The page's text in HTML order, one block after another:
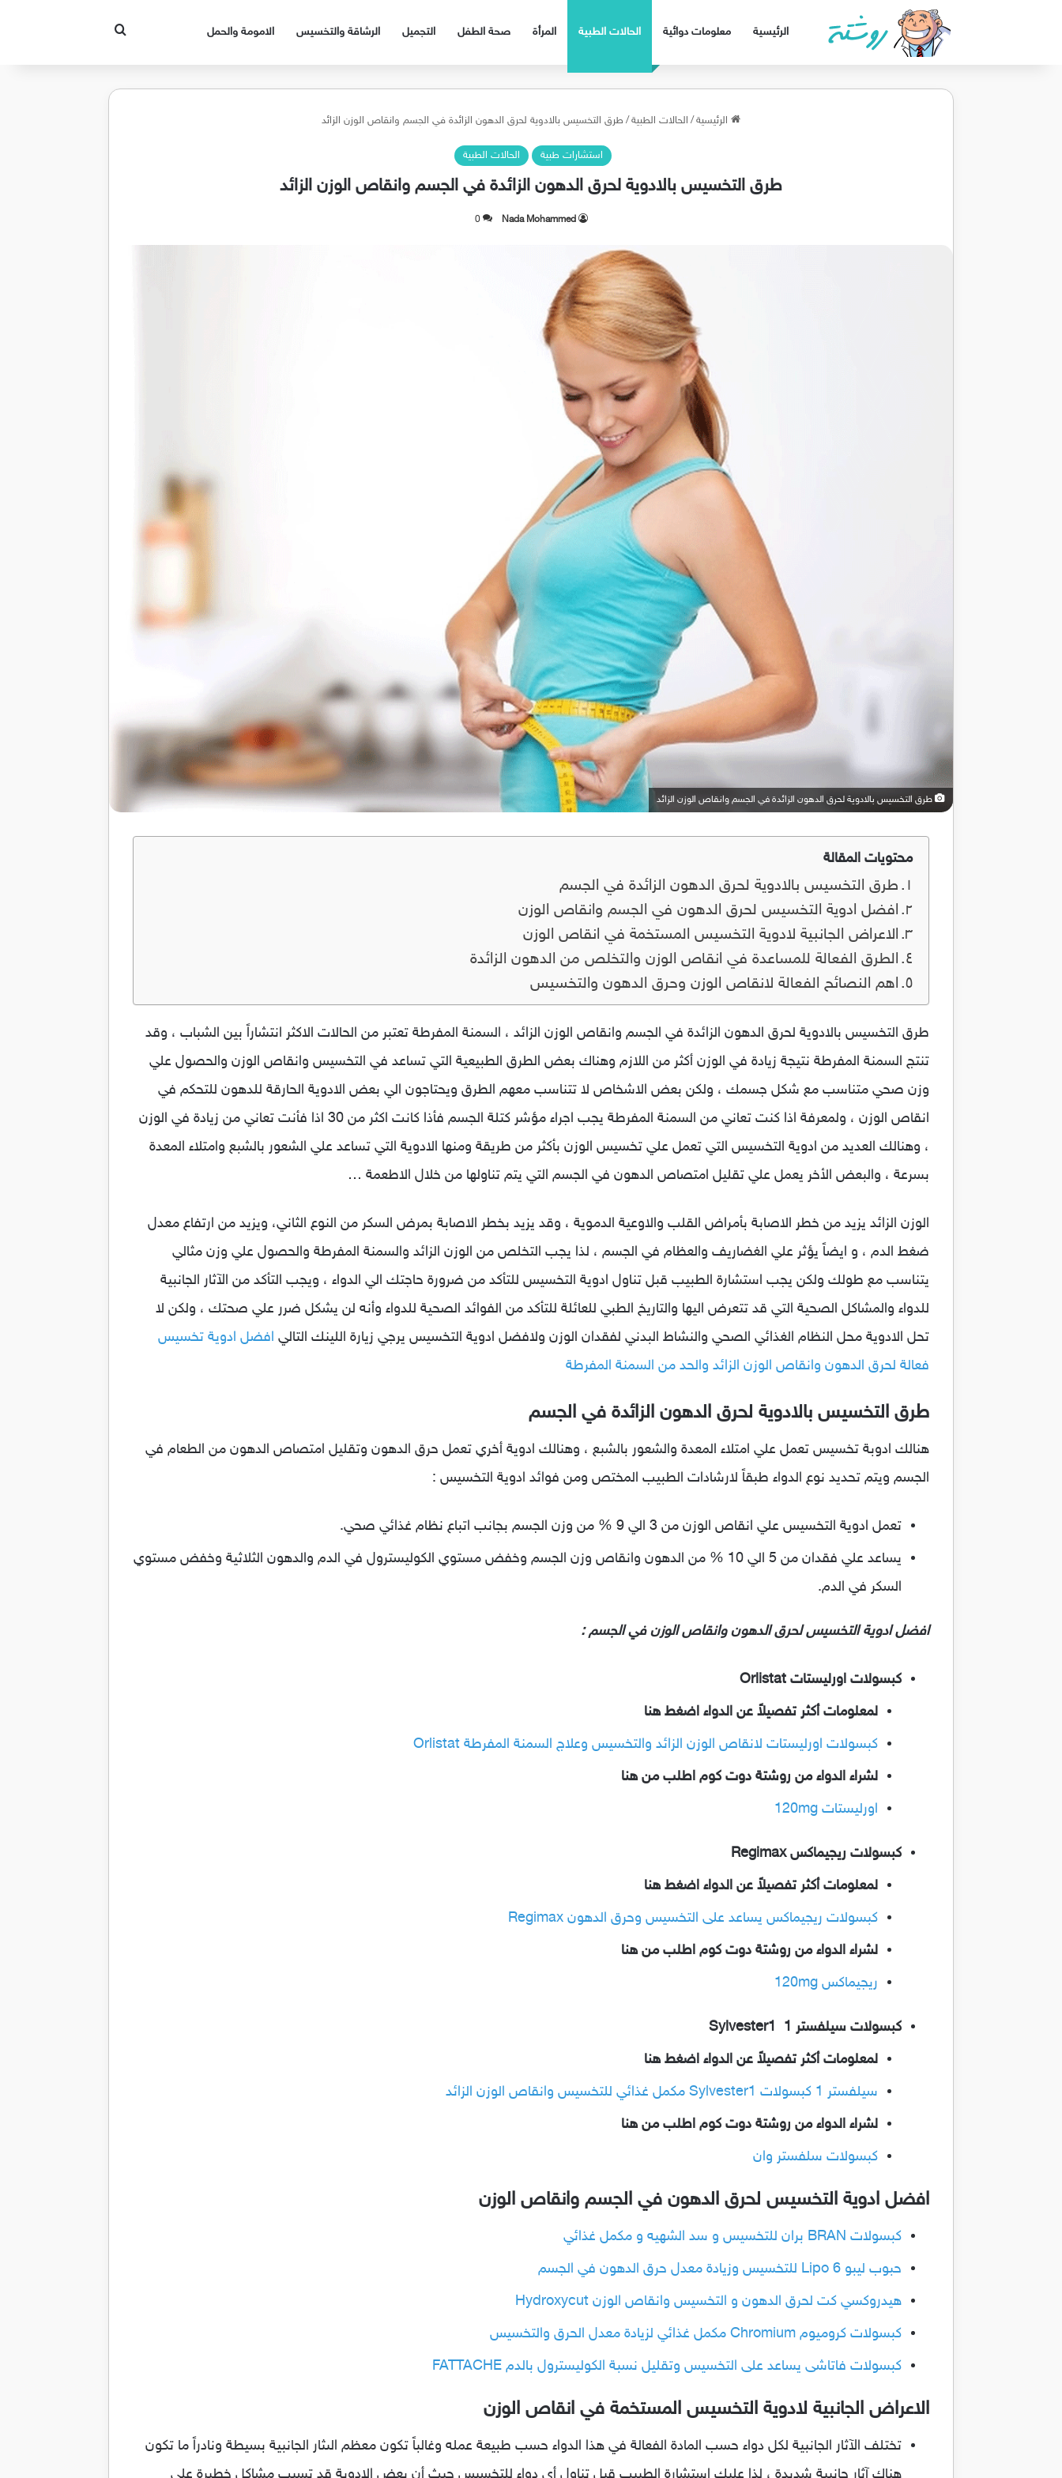
الرئيسية معلومات دوائية الحالات الطبية المرأة صحة الطفل التجميل الرشاقة والتخسيس الامومة والحمل بحث عن
الرئيسية/ الحالات الطبية/ طرق التخسيس بالادوية لحرق الدهون الزائدة في الجسم وانقاص الوزن الزائد
استشارات طبية الحالات الطبية
طرق التخسيس بالادوية لحرق الدهون الزائدة في الجسم وانقاص الوزن الزائد
Nada Mohammed
0
طرق التخسيس بالادوية لحرق الدهون الزائدة في الجسم وانقاص الوزن الزائد
محتويات المقالة
طرق التخسيس بالادوية لحرق الدهون الزائدة في الجسم
افضل ادوية التخسيس لحرق الدهون في الجسم وانقاص الوزن
الاعراض الجانبية لادوية التخسيس المستخمة في انقاص الوزن
الطرق الفعالة للمساعدة في انقاص الوزن والتخلص من الدهون الزائدة
اهم النصائح الفعالة لانقاص الوزن وحرق الدهون والتخسيس
طرق التخسيس بالادوية لحرق الدهون الزائدة في الجسم وانقاص الوزن الزائد ، السمنة المفرطة تعتبر من الحالات الاكثر انتشاراً بين الشباب ، وقد
تنتج السمنة المفرطة نتيجة زيادة في الوزن أكثر من اللازم وهناك بعض الطرق الطبيعية التي تساعد في التخسيس وانقاص الوزن والحصول علي
وزن صحي متناسب مع شكل جسمك ، ولكن بعض الاشخاص لا تتناسب معهم الطرق ويحتاجون الي بعض الادوية الحارقة للدهون للتحكم في
انقاص الوزن ، ولمعرفة اذا كنت تعاني من السمنة المفرطة يجب اجراء مؤشر كتلة الجسم فأذا كانت اكثر من 30 اذا فأنت تعاني من زيادة في الوزن
، وهنالك العديد من ادوية التخسيس التي تعمل علي تخسيس الوزن بأكثر من طريقة ومنها الادوية التي تساعد علي الشعور بالشبع وامتلاء المعدة
بسرعة ، والبعض الأخر يعمل علي تقليل امتصاص الدهون في الجسم التي يتم تناولها من خلال الاطعمة …
الوزن الزائد يزيد من خطر الاصابة بأمراض القلب والاوعية الدموية ، وقد يزيد بخطر الاصابة بمرض السكر من النوع الثاني، ويزيد من ارتفاع معدل
ضغط الدم ، و ايضاً يؤثر علي الغضاريف والعظام في الجسم ، لذا يجب التخلص من الوزن الزائد والسمنة المفرطة والحصول علي وزن مثالي
يتناسب مع طولك ولكن يجب استشارة الطبيب قبل تناول ادوية التخسيس للتأكد من ضرورة حاجتك الي الدواء ، ويجب التأكد من الآثار الجانبية
للدواء والمشاكل الصحية التي قد تتعرض اليها والتاريخ الطبي للعائلة للتأكد من الفوائد الصحية للدواء وأنه لن يشكل ضرر علي صحتك ، ولكن لا
تحل الادوية محل النظام الغذائي الصحي والنشاط البدني لفقدان الوزن ولافضل ادوية التخسيس يرجي زيارة اللينك التالي افضل ادوية تخسيس
فعالة لحرق الدهون وانقاص الوزن الزائد والحد من السمنة المفرطة
طرق التخسيس بالادوية لحرق الدهون الزائدة في الجسم
هنالك ادوبة تخسيس تعمل علي امتلاء المعدة والشعور بالشبع ، وهنالك ادوية أخري تعمل حرق الدهون وتقليل امتصاص الدهون من الطعام في
الجسم ويتم تحديد نوع الدواء طبقاً لارشادات الطبيب المختص ومن فوائد ادوية التخسيس :
تعمل ادوية التخسيس علي انقاص الوزن من 3 الي 9 % من وزن الجسم بجانب اتباع نظام غذائي صحي.
يساعد علي فقدان من 5 الي 10 % من الدهون وانقاص وزن الجسم وخفض مستوي الكوليسترول في الدم والدهون الثلاثية وخفض مستوي
السكر في الدم.
افضل ادوية التخسيس لحرق الدهون وانقاص الوزن في الجسم :
كبسولات اورليستات Orlistat
لمعلومات أكثر تفصيلاً عن الدواء اضغط هنا
كبسولات اورليستات لانقاص الوزن الزائد والتخسيس وعلاج السمنة المفرطة Orlistat
لشراء الدواء من روشتة دوت كوم اطلب من هنا
اورليستات 120mg
كبسولات ريجيماكس Regimax
لمعلومات أكثر تفصيلاً عن الدواء اضغط هنا
كبسولات ريجيماكس يساعد على التخسيس وحرق الدهون Regimax
لشراء الدواء من روشتة دوت كوم اطلب من هنا
ريجيماكس 120mg
كبسولات سيلفستر 1 Sylvester1
لمعلومات أكثر تفصيلاً عن الدواء اضغط هنا
سيلفستر 1 كبسولات Sylvester1 مكمل غذائي للتخسيس وانقاص الوزن الزائد
لشراء الدواء من روشتة دوت كوم اطلب من هنا
كبسولات سلفستر وان
افضل ادوية التخسيس لحرق الدهون في الجسم وانقاص الوزن
كبسولات BRAN بران للتخسيس و سد الشهيه و مكمل غذائي
حبوب ليبو 6 Lipo للتخسيس وزيادة معدل حرق الدهون في الجسم
هيدروكسي كت لحرق الدهون و التخسيس وانقاص الوزن Hydroxycut
كبسولات كروميوم Chromium مكمل غذائي لزيادة معدل الحرق والتخسيس
كبسولات فاتاشى يساعد على التخسيس وتقليل نسبة الكوليسترول بالدم FATTACHE
الاعراض الجانبية لادوية التخسيس المستخمة في انقاص الوزن
تختلف الآثار الجانبية لكل دواء حسب المادة الفعالة في هذا الدواء حسب طبيعة عمله وغالباً تكون معظم الىثار الجانبية بسيطة ونادراً ما تكون